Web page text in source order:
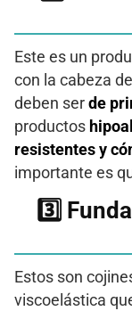
Este es un
con la cabeza
deben ser de
productos
resistentes y
importante es
3️⃣​
Estos son
viscoelástica